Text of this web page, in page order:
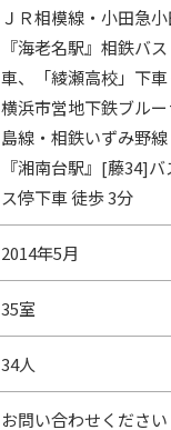
ＪＲ相模線・小田急
『海老名駅』相鉄バ
車、「綾瀬高校」下車
横浜市営地下鉄ブル
島線・相鉄いずみ野線
『湘南台駅』[藤34]
ス停下車 徒歩 3分
2014年5月
35室
34人
お問い合わせください